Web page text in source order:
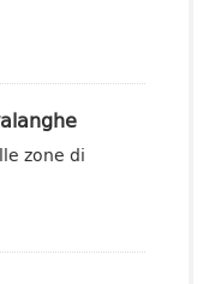
zone di